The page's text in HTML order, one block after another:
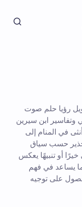
رؤيا حلم صوت
وتفاسير ابن سيرين
في المنام إلى
حسب سياق
أو تنبيهًا يعكس
يساعد في فهم
على توجيه